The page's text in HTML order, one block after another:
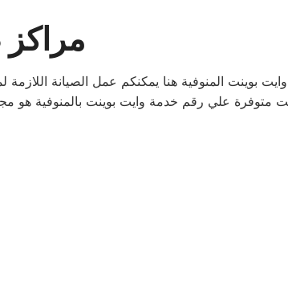
مراكز
متوفرة علي رقم خدمة وايت بوينت بالمنوفية هو